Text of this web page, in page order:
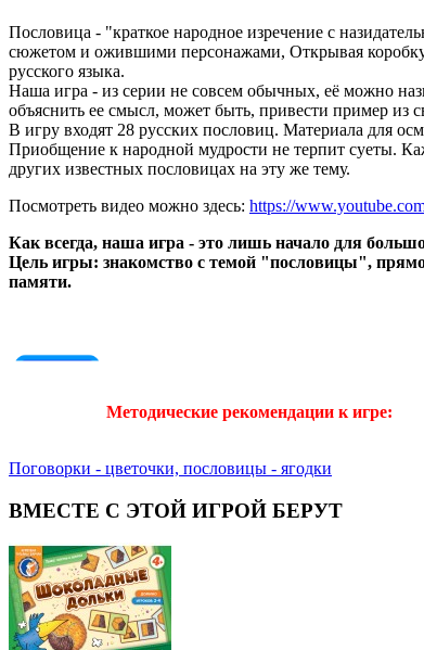
Пословица - "краткое народное изречение с
сюжетом и ожившими персонажами, Открывая
русского языка.
Наша игра - из серии не совсем обычных, её можно
объяснить ее смысл, может быть, привести пример из
В игру входят 28 русских пословиц. Материала для
Приобщение к народной мудрости не терпит суеты.
других известных пословицах на эту же тему.
Посмотреть видео можно здесь: https://
Как всегда, наша игра - это лишь начало для
Цель игры: знакомство с темой "пословицы",
памяти.
Методические рекомендации к игре:
Поговорки - цветочки, пословицы - ягодки
ВМЕСТЕ С ЭТОЙ ИГРОЙ БЕРУТ